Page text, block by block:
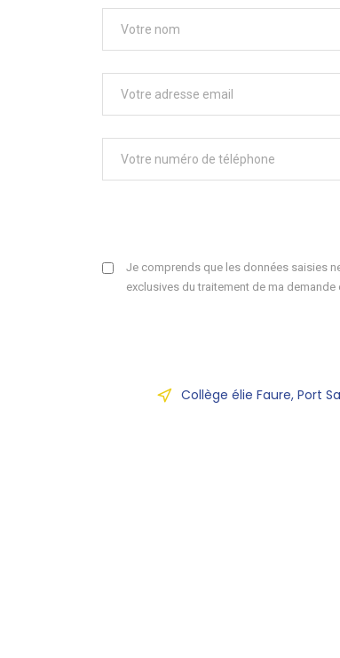
Je comprends que les données saisies
exclusives du traitement de ma demande
Collège élie Faure, Port